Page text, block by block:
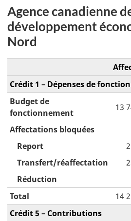
Agence canadienne
développement
Nord
Crédit 1 – Dépenses de
Budget de
fonctionnement
13
Affectations bloquées
Report
Transfert/réaffectation
Réduction
Total
14
Crédit 5 – Contributions